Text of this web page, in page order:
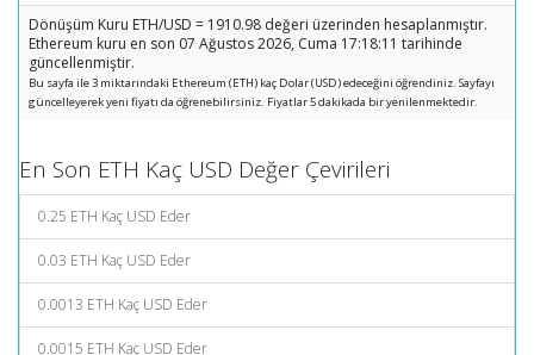
Dönüşüm Kuru ETH/USD = 1910.98 değeri üzerinden hesaplanmıştır.
Ethereum kuru en son 07 Ağustos 2026, Cuma 17:18:11 tarihinde
güncellenmiştir.
Bu sayfa ile 3 miktarındaki Ethereum (ETH) kaç Dolar (USD) edeceğini öğrendiniz. Sayfayı
güncelleyerek yeni fiyatı da öğrenebilirsiniz. Fiyatlar 5 dakikada bir yenilenmektedir.
En Son ETH Kaç USD Değer Çevirileri
0.25 ETH Kaç USD Eder
0.03 ETH Kaç USD Eder
0.0013 ETH Kaç USD Eder
0.0015 ETH Kaç USD Eder